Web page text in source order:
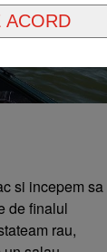
si incepem sa
de finalul
rau,